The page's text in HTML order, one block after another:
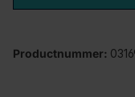
Productnummer: